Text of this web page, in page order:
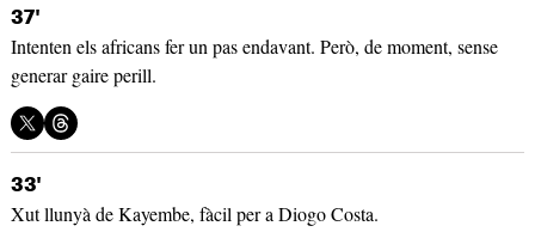
37'
Intenten els africans fer un pas endavant. Però, de moment, sense
generar gaire perill.
33'
Xut llunyà de Kayembe, fàcil per a Diogo Costa.